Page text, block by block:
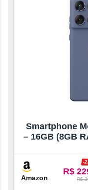
Smartphone
– 16GB (8GB
Amazon
R$
-
R$